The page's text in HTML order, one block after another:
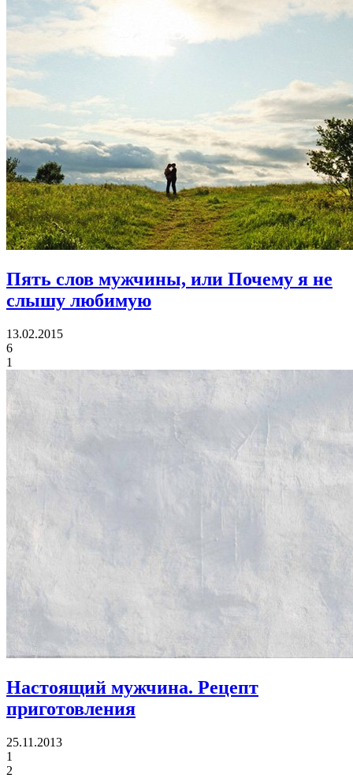
Пять слов мужчины, или Почему я не
слышу любимую
13.02.2015
6
1
Настоящий мужчина. Рецепт
приготовления
25.11.2013
1
2